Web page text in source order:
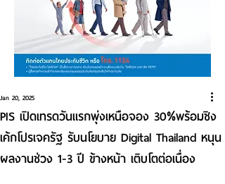
PIS เปิดเทรดวันแรกพุ่งเหนือจอง 30%พร้อมชิง
เค้กโปรเจครัฐ รับนโยบาย Digital Thailand หนุน
ผลงานช่วง 1-3 ปี ข้างหน้า เติบโตต่อเนื่อง
Jan 20, 2025